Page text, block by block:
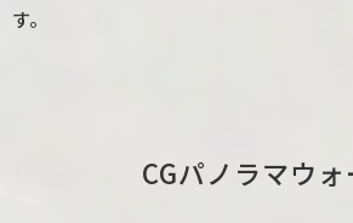
す。
CGパノラマウォ